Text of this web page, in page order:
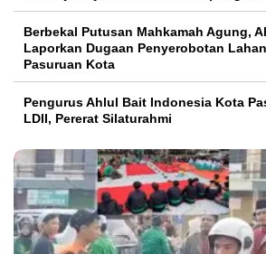
Berbekal Putusan Mahkamah Agung,
Laporkan Dugaan Penyerobotan
Pasuruan Kota
Pengurus Ahlul Bait Indonesia Kota
LDII, Pererat Silaturahmi